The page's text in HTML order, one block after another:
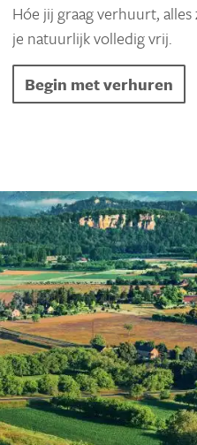
Hóe jij graag verhuurt,
je natuurlijk volledig vrij.
Begin met verhuren